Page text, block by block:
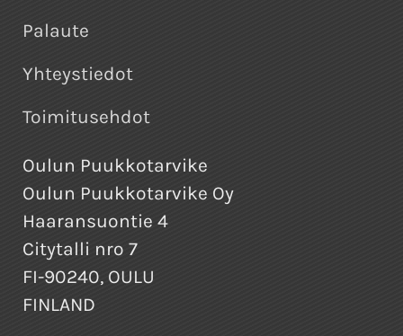
Palaute
Yhteystiedot
Toimitusehdot
Oulun Puukkotarvike
Oulun Puukkotarvike Oy
Haaransuontie 4
Citytalli nro 7
FI-90240, OULU
FINLAND